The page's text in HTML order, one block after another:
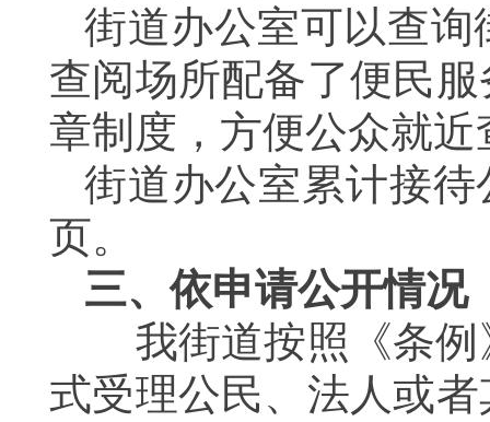
街道办公室可以查
查阅场所配备了便民
章制度，方便公众就
街道办公室累计接
页。
三、依申请公开情况
我街道按照《条例
式受理公民、法人或